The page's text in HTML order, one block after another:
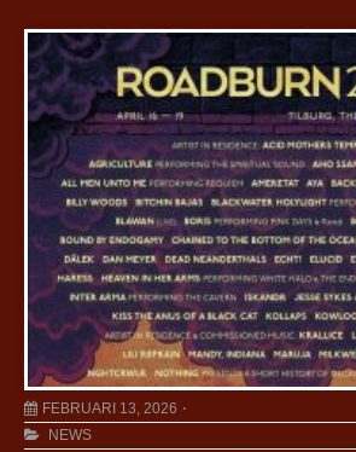
FEBRUARI 13, 2026
NEWS